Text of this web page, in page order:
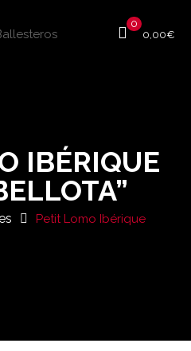
0
0,00€
IBÉRIQUE
Petit Lomo Ibérique